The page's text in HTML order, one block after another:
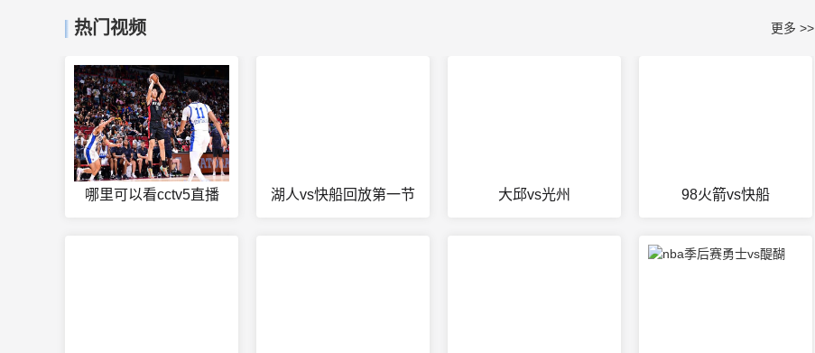
热门视频 更多 >>
哪里可以看cctv5直播 湖人vs快船回放第一节 大邱vs光州 98火箭vs快船